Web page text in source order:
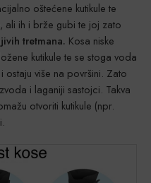
oštećene kutikule te
ali ih i brže gubi te joj zato
tretmana. Kosa niske
kutikule te se stoga voda
ostaju više na površini. Zato
i laganiji sastojci. Takva
otvoriti kutikule (npr.